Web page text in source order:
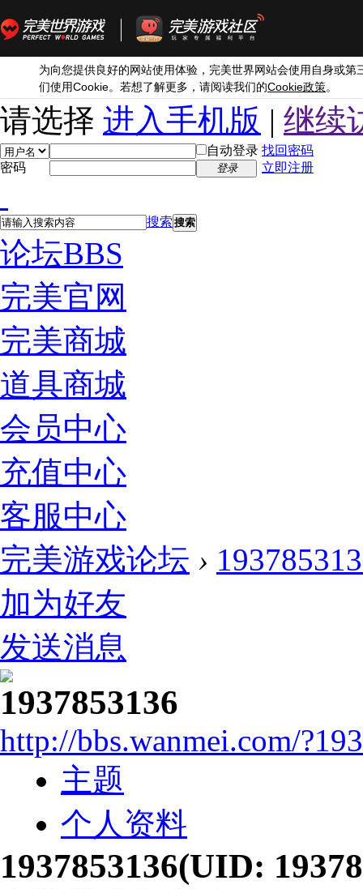
为向您提供良好的网站使用体验，完美世界网站会使用自身或第
们使用Cookie。若想了解更多，请阅读我们的Cookie政策。
请选择 进入手机版 | 继续
自动登录 找回密码
密码
登录 立即注册
搜索 搜索
论坛BBS
完美官网
完美商城
道具商城
会员中心
充值中心
客服中心
完美游戏论坛 ›
加为好友
发送消息
1937853136
http://bbs.wanmei.com/
主题
个人资料
1937853136(UID: